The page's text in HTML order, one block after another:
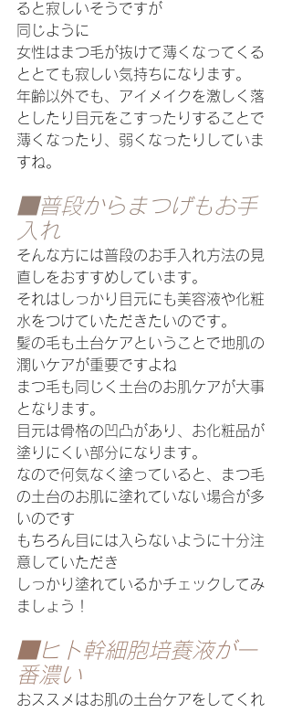
ると寂しいそうですが
同じように
女性はまつ毛が抜けて薄くなってくる
ととても寂しい気持ちになります。
年齢以外でも、アイメイクを激しく落
としたり目元をこすったりすることで
薄くなったり、弱くなったりしていま
すね。
■普段からまつげもお手
入れ
そんな方には普段のお手入れ方法の見
直しをおすすめしています。
それはしっかり目元にも美容液や化粧
水をつけていただきたいのです。
髪の毛も土台ケアということで地肌の
潤いケアが重要ですよね
まつ毛も同じく土台のお肌ケアが大事
となります。
目元は骨格の凹凸があり、お化粧品が
塗りにくい部分になります。
なので何気なく塗っていると、まつ毛
の土台のお肌に塗れていない場合が多
いのです
もちろん目には入らないように十分注
意していただき
しっかり塗れているかチェックしてみ
ましょう！
■ヒト幹細胞培養液が一
番濃い
おススメはお肌の土台ケアをしてくれ